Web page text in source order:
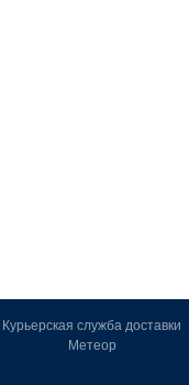
Курьерская служба доставки
Метеор